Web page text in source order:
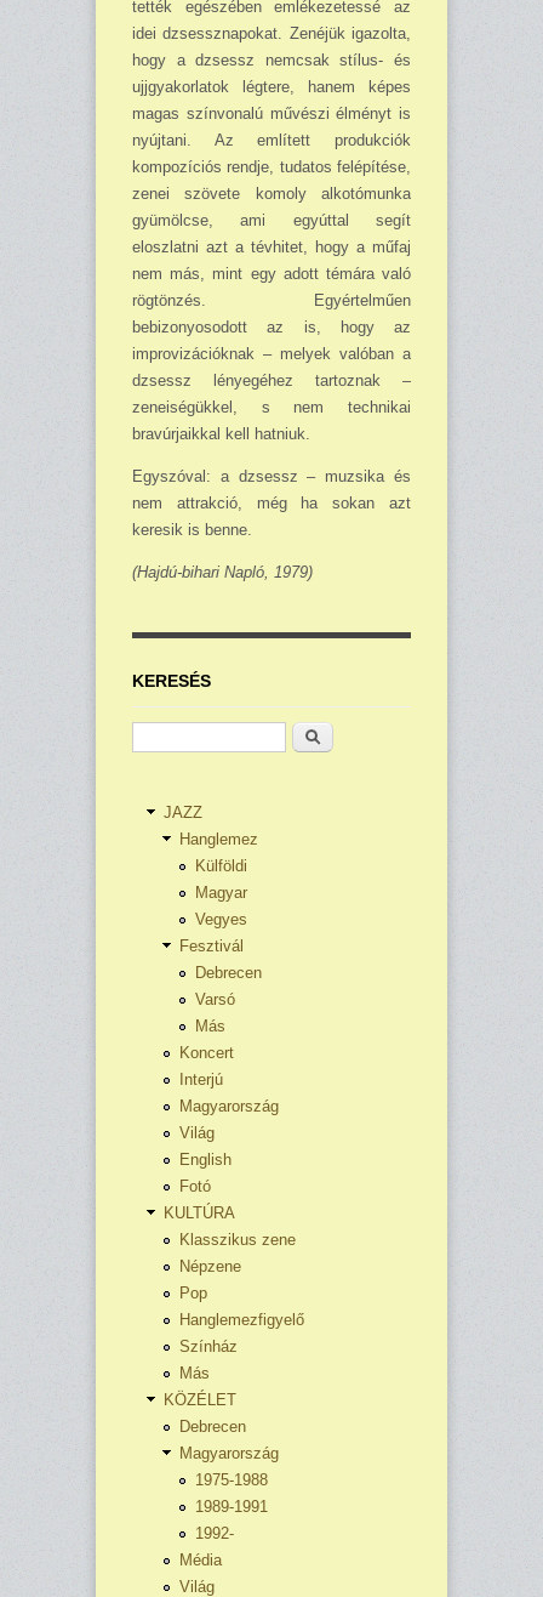
tették egészében emlékezetessé az
idei dzsessz­napokat. Zenéjük igazolta,
hogy a dzsessz nemcsak stí­lus- és
ujjgyakorlatok légtere, hanem képes
ma­gas szín­vonalú művészi élményt is
nyújtani. Az említett pro­dukciók
kompozíciós rendje, tu­datos felépítése,
zenei szövete komoly alkotómunka
gyümölcse, ami egyúttal segít
eloszlatni azt a tévhitet, hogy a műfaj
nem más, mint egy adott témára való
rögtönzés. Egyértelműen
bebizonyosodott az is, hogy az
improvizációknak – melyek valóban a
dzsessz lényegéhez tartoznak –
zeneiségükkel, s nem technikai
bravúrjaikkal kell hatniuk.
Egyszóval: a dzsessz – muzsika és
nem attrakció, még ha sokan azt
keresik is benne.
(Hajdú-bihari Napló, 1979)
KERESÉS
Keresés
JAZZ
Hanglemez
Külföldi
Magyar
Vegyes
Fesztivál
Debrecen
Varsó
Más
Koncert
Interjú
Magyarország
Világ
English
Fotó
KULTÚRA
Klasszikus zene
Népzene
Pop
Hanglemezfigyelő
Színház
Más
KÖZÉLET
Debrecen
Magyarország
1975-1988
1989-1991
1992-
Média
Világ